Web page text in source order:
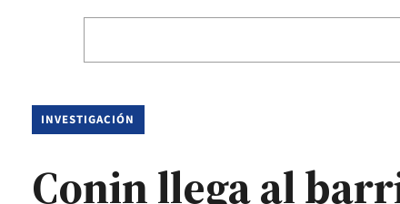
INVESTIGACIÓN
Conin llega al